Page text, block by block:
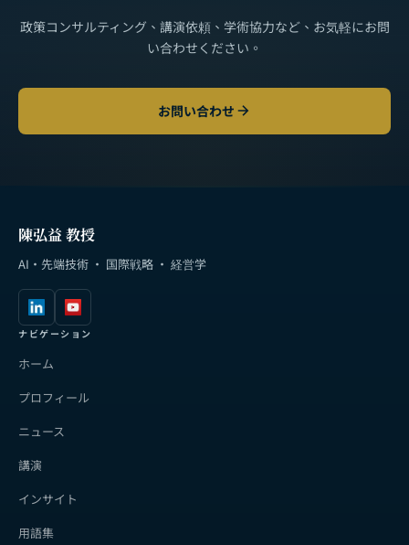
政策コンサルティング、講演依頼、学術協力など、お気軽にお問
い合わせください。
お問い合わせ
陳弘益 教授
AI・先端技術 · 国際戦略 · 経営学
ナビゲーション
ホーム
プロフィール
ニュース
講演
インサイト
用語集